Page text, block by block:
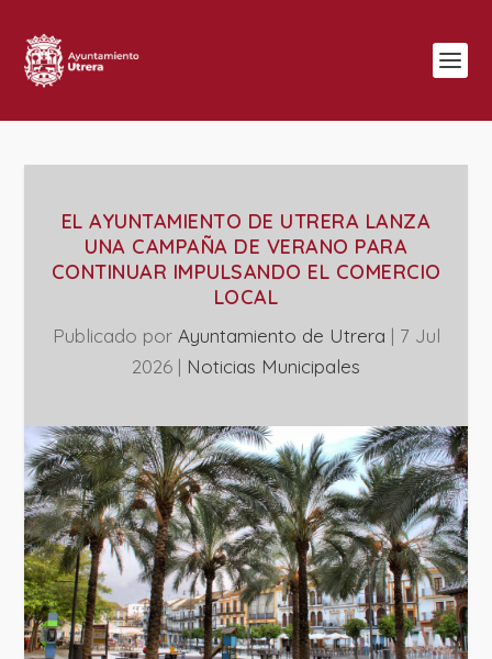
EL AYUNTAMIENTO DE UTRERA LANZA
UNA CAMPAÑA DE VERANO PARA
CONTINUAR IMPULSANDO EL COMERCIO
LOCAL
Publicado por Ayuntamiento de Utrera | 7 Jul
2026 | ‎Noticias Municipales